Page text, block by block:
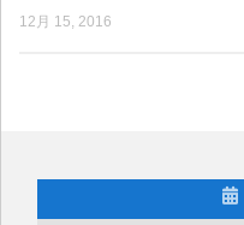
12月 15, 2016